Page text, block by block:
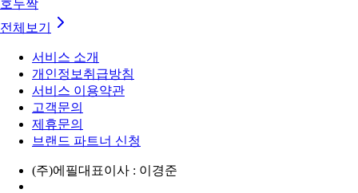
호두짝
전체보기
서비스 소개
개인정보취급방침
서비스 이용약관
고객문의
제휴문의
브랜드 파트너 신청
(주)에필대표이사 : 이경준